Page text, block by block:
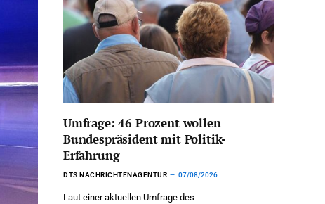
Umfrage: 46 Prozent wollen
Bundespräsident mit Politik-
Erfahrung
DTS NACHRICHTENAGENTUR 07/08/2026
Laut einer aktuellen Umfrage des